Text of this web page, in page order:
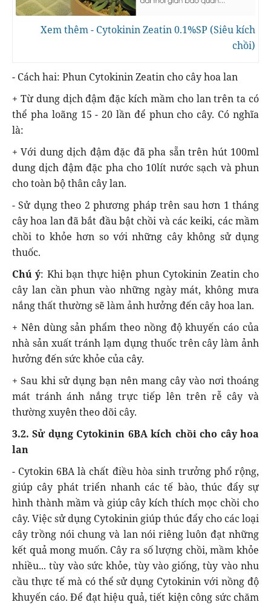
Xem thêm - Cytokinin Zeatin 0.1%SP (Siêu kích
chồi)
- Cách hai: Phun Cytokinin Zeatin cho cây hoa lan
+ Từ dung dịch đậm đặc kích mầm cho lan trên ta có
thể pha loãng 15 - 20 lần để phun cho cây. Có nghĩa
là:
+ Với dung dịch đậm đặc đã pha sẵn trên hút 100ml
dung dịch đậm đặc pha cho 10lít nước sạch và phun
cho toàn bộ thân cây lan.
- Sử dụng theo 2 phương pháp trên sau hơn 1 tháng
cây hoa lan đã bắt đầu bật chồi và các keiki, các mầm
chồi to khỏe hơn so với những cây không sử dụng
thuốc.
Chú ý: Khi bạn thực hiện phun Cytokinin Zeatin cho
cây lan cần phun vào những ngày mát, không mưa
nắng thất thường sẽ làm ảnh hưởng đến cây hoa lan.
+ Nên dùng sản phẩm theo nồng độ khuyến cáo của
nhà sản xuất tránh lạm dụng thuốc trên cây làm ảnh
hưởng đến sức khỏe của cây.
+ Sau khi sử dụng bạn nên mang cây vào nơi thoáng
mát tránh ánh nắng trực tiếp lên trên rễ cây và
thường xuyên theo dõi cây.
3.2. Sử dụng Cytokinin 6BA kích chồi cho cây hoa
lan
- Cytokin 6BA là chất điều hòa sinh trưởng phổ rộng,
giúp cây phát triển nhanh các tế bào, thúc đẩy sự
hình thành mầm và giúp cây kích thích mọc chồi cho
cây. Việc sử dụng Cytokinin giúp thúc đẩy cho các loại
cây trồng nói chung và lan nói riêng luôn đạt những
kết quả mong muốn. Cây ra số lượng chồi, mầm khỏe
nhiều... tùy vào sức khỏe, tùy vào giống, tùy vào nhu
cầu thực tế mà có thể sử dụng Cytokinin với nồng độ
khuyến cáo. Để đạt hiệu quả, tiết kiện công sức chăm